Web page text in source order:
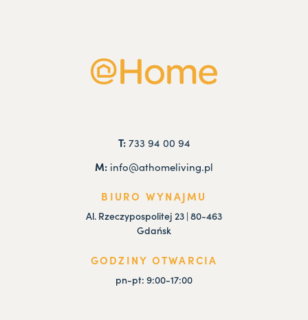
T:733 94 00 94
M: info@athomeliving.pl
BIURO WYNAJMU
Al. Rzeczypospolitej 23 | 80-463
Gdańsk
GODZINY OTWARCIA
pn-pt: 9:00-17:00